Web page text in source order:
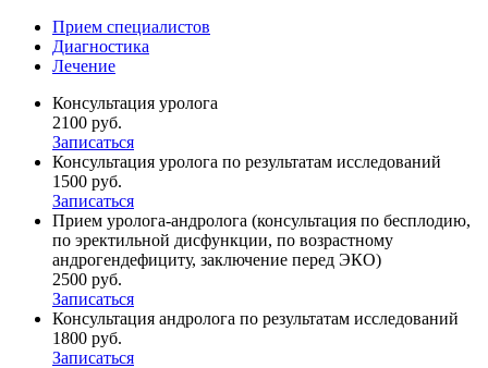
Прием специалистов
Диагностика
Лечение
Консультация уролога
2100 руб.
Записаться
Консультация уролога по результатам исследований
1500 руб.
Записаться
Прием уролога-андролога (консультация по бесплодию,
по эректильной дисфункции, по возрастному
андрогендефициту, заключение перед ЭКО)
2500 руб.
Записаться
Консультация андролога по результатам исследований
1800 руб.
Записаться